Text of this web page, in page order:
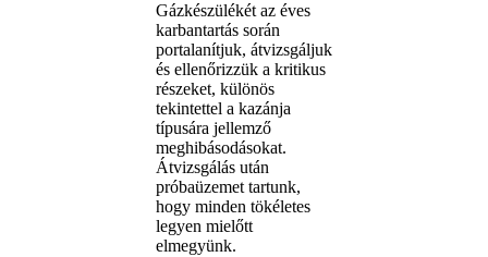
Gázkészülékét az éves
karbantartás során
portalanítjuk, átvizsgáljuk
és ellenőrizzük a kritikus
részeket, különös
tekintettel a kazánja
típusára jellemző
meghibásodásokat.
Átvizsgálás után
próbaüzemet tartunk,
hogy minden tökéletes
legyen mielőtt
elmegyünk.